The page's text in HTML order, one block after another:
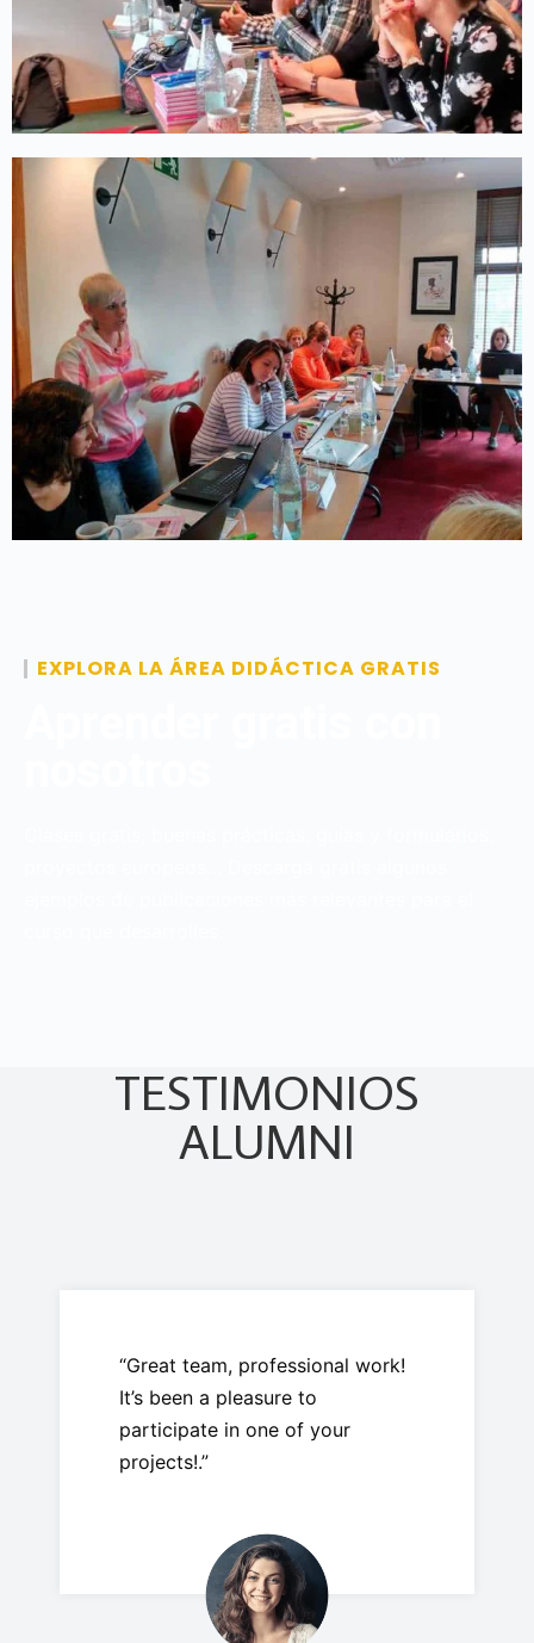
EXPLORA LA ÁREA DIDÁCTICA GRATIS
TESTIMONIOS
ALUMNI
“Great team, professional work!
It’s been a pleasure to
participate in one of your
projects!.”